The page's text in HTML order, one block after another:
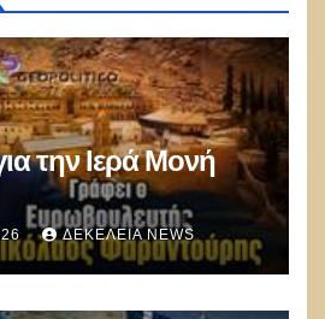
την Ιερά Μονή
ΔΕΚΈΛΕΙΑ NEWS